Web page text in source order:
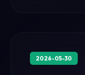
2026-05-30